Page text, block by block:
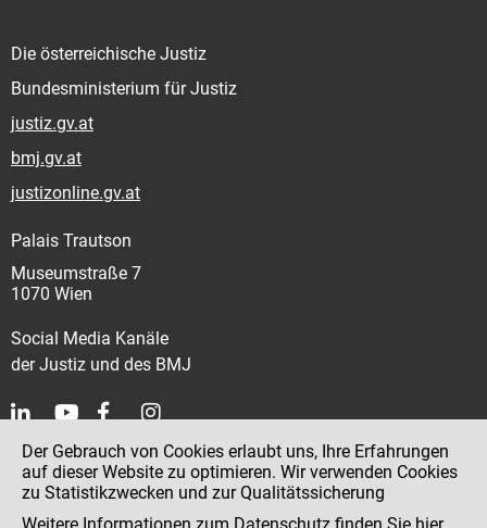
Die österreichische Justiz
Bundesministerium für Justiz
justiz.gv.at
bmj.gv.at
justizonline.gv.at
Palais Trautson
Museumstraße 7
1070 Wien
Social Media Kanäle
der Justiz und des BMJ
Kontakt
Impressum
Der Gebrauch von Cookies erlaubt uns, Ihre Erfahrungen
auf dieser Website zu optimieren. Wir verwenden Cookies
zu Statistikzwecken und zur Qualitätssicherung